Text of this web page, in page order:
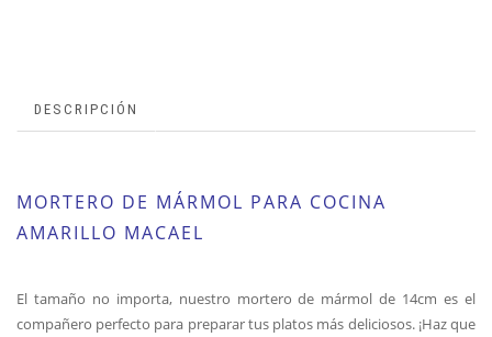
DESCRIPCIÓN
MORTERO DE MÁRMOL PARA COCINA
AMARILLO MACAEL
El tamaño no importa, nuestro mortero de mármol de 14cm es el
compañero perfecto para preparar tus platos más deliciosos. ¡Haz que